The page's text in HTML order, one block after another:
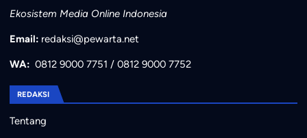
Ekosistem Media Online Indonesia
Email: redaksi@pewarta.net
WA: 0812 9000 7751 / 0812 9000 7752
REDAKSI
Tentang